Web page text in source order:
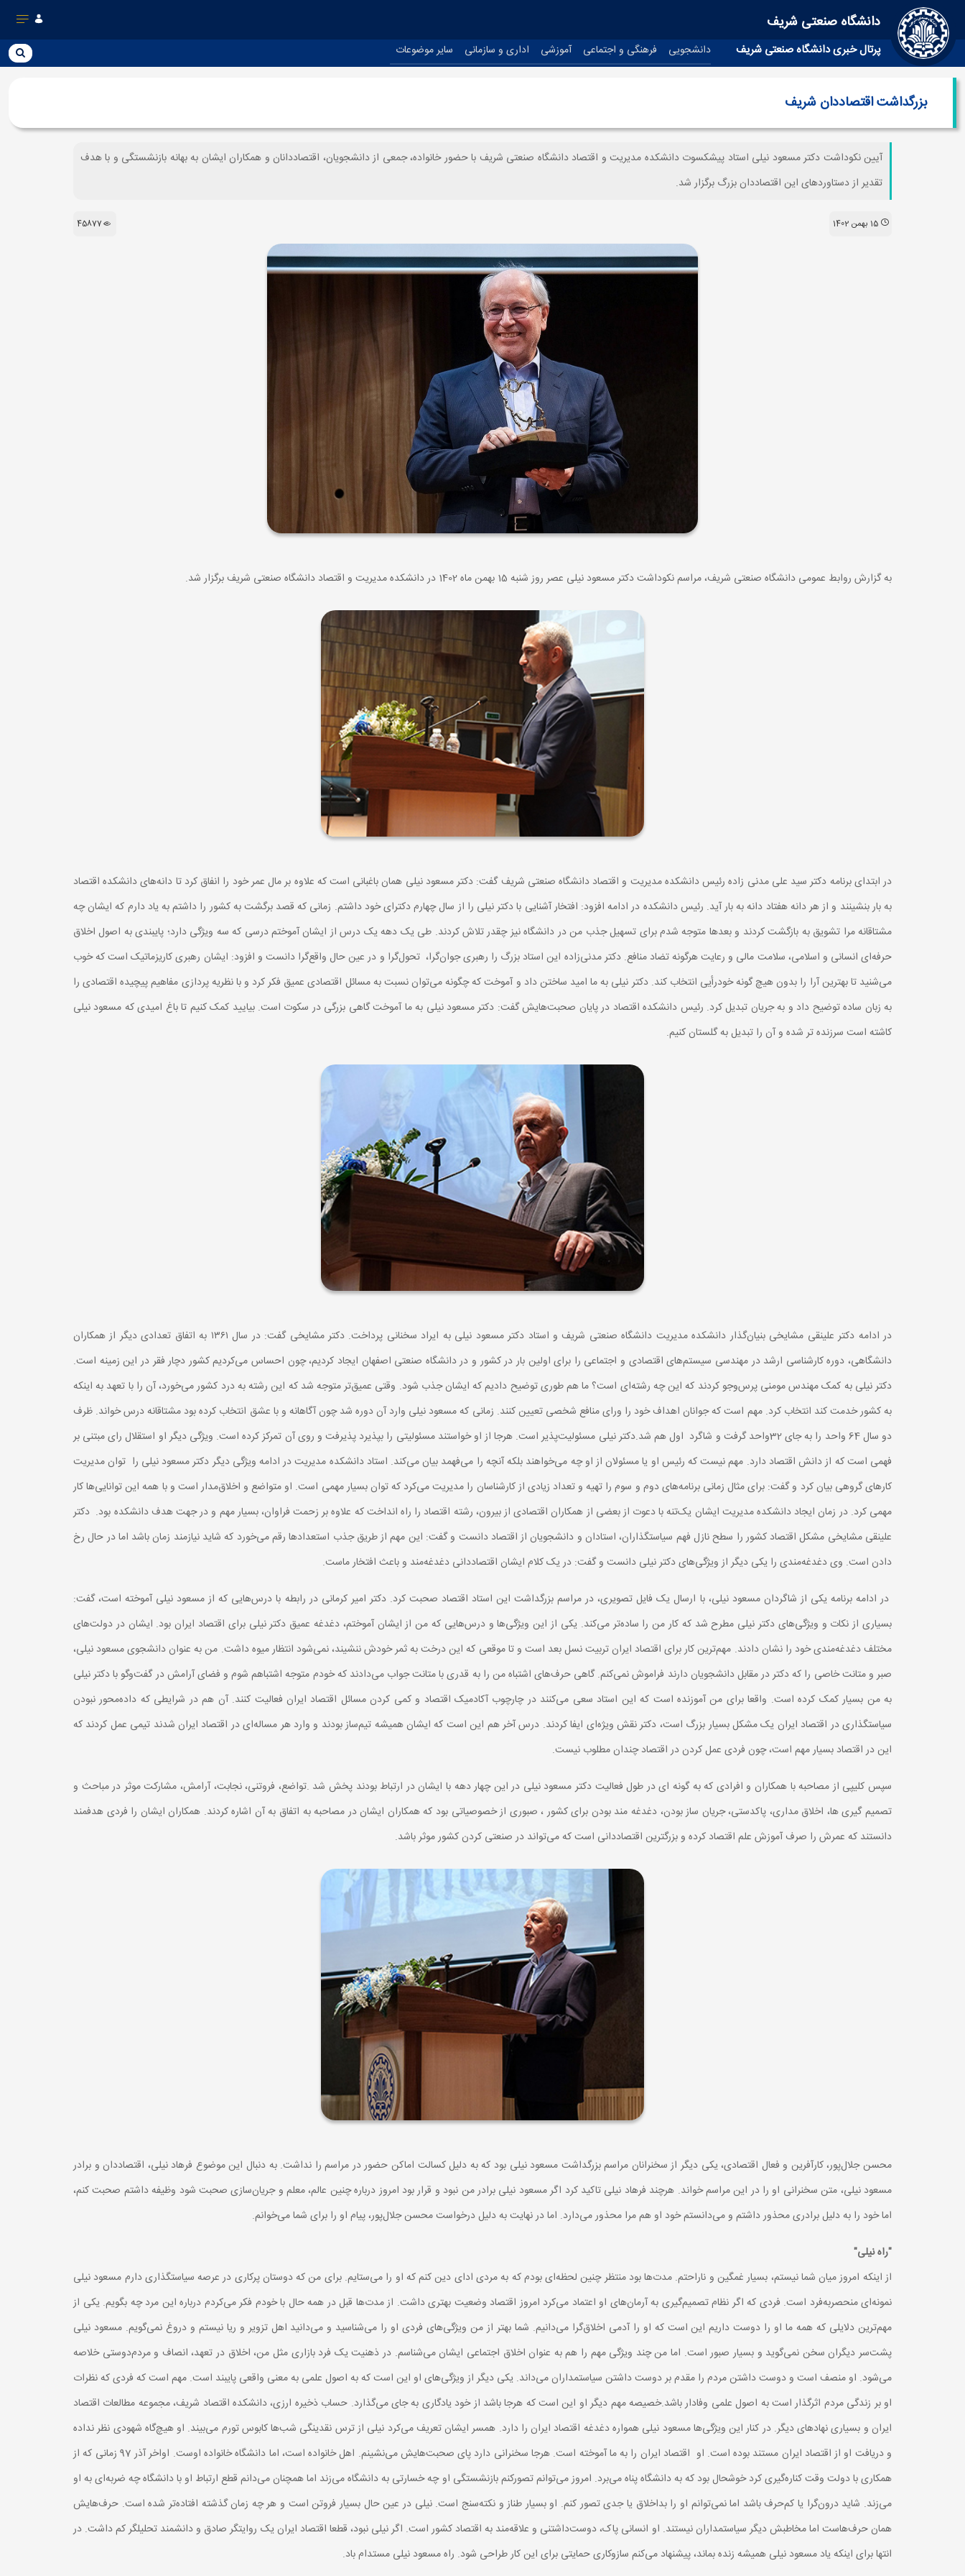
دانشگاه صنعتی شریف
پرتال خبری دانشگاه صنعتی شریف دانشجویی فرهنگی و اجتماعی آموزشی اداری و سازمانی سایر موضوعات
بزرگداشت اقتصاددان شریف
آیین نکوداشت دکتر مسعود نیلی استاد پیشکسوت دانشکده مدیریت و اقتصاد دانشگاه صنعتی شریف با حضور خانواده، جمعی از دانشجویان، اقتصاددانان و همکاران ایشان به بهانه بازنشستگی و با هدف
تقدیر از دستاوردهای این اقتصاددان بزرگ برگزار شد.
15 بهمن 1402 45877
به گزارش روابط عمومی دانشگاه صنعتی شریف، مراسم نکوداشت دکتر مسعود نیلی عصر روز شنبه 15 بهمن ماه 1402 در دانشکده مدیریت و اقتصاد دانشگاه صنعتی شریف برگزار شد.
در ابتدای برنامه دکتر سید علی مدنی زاده رئیس دانشکده مدیریت و اقتصاد دانشگاه صنعتی شریف گفت: دکتر مسعود نیلی همان باغبانی است که علاوه بر مال عمر خود را انفاق کرد تا دانه‌های دانشکده اقتصاد
به بار بنشینند و از هر دانه هفتاد دانه به بار آید. رئیس دانشکده در ادامه افزود: افتخار آشنایی با دکتر نیلی را از سال چهارم دکترای خود داشتم. زمانی که قصد برگشت به کشور را داشتم به یاد دارم که ایشان چه
مشتاقانه مرا تشویق به بازگشت کردند و بعدها متوجه شدم برای تسهیل جذب من در دانشگاه نیز چقدر تلاش کردند. طی یک دهه یک درس از ایشان آموختم درسی که سه ویژگی دارد؛ پایبندی به اصول اخلاق
حرفه‌ای انسانی و اسلامی، سلامت مالی و رعایت هرگونه تضاد منافع. دکتر مدنی‌زاده این استاد بزرگ را رهبری جوان‌گرا، تحول‌گرا و در عین حال واقع‌گرا دانست و افزود: ایشان رهبری کاریزماتیک است که خوب
می‌شنید تا بهترین آرا را بدون هیچ گونه خودرأیی انتخاب کند. دکتر نیلی به ما امید ساختن داد و آموخت که چگونه می‌توان نسبت به مسائل اقتصادی عمیق فکر کرد و با نظریه پردازی مفاهیم پیچیده اقتصادی را
به زبان ساده توضیح داد و به جریان تبدیل کرد. رئیس دانشکده اقتصاد در پایان صحبت‌هایش گفت: دکتر مسعود نیلی به ما آموخت گاهی بزرگی در سکوت است. بیایید کمک کنیم تا باغ امیدی که مسعود نیلی
کاشته است سرزنده تر شده و آن را تبدیل به گلستان کنیم.
در ادامه دکتر علینقی مشایخی بنیان‌گذار دانشکده مدیریت دانشگاه صنعتی شریف و استاد دکتر مسعود نیلی به ایراد سخنانی پرداخت. دکتر مشایخی گفت: در سال ۱۳۶۱ به اتفاق تعدادی دیگر از همکاران
دانشگاهی، دوره کارشناسی ارشد در مهندسی سیستم‌های اقتصادی و اجتماعی را برای اولین بار در کشور و در دانشگاه صنعتی اصفهان ایجاد کردیم، ‌چون احساس می‌کردیم کشور دچار فقر در این زمینه است.
دکتر نیلی به کمک مهندس مومنی پرس‌و‌جو کردند که این چه رشته‌ای است؟ ما هم طوری توضیح دادیم که ایشان جذب شود. وقتی عمیق‌تر متوجه شد که این رشته به درد کشور می‌خورد، آن را با تعهد به اینکه
به کشور خدمت کند انتخاب کرد. مهم است که جوانان اهداف خود را ورای منافع شخصی تعیین کنند. زمانی که مسعود نیلی وارد آن دوره شد چون آگاهانه و با عشق انتخاب کرده بود مشتاقانه درس خواند. ظرف
دو سال 64 واحد را به جای 32واحد گرفت و شاگرد اول هم شد.دکتر نیلی مسئولیت‌پذیر است. هر‌جا از او خواستند مسئولیتی را بپذیرد پذیرفت و روی آن تمرکز کرده است. ویژگی دیگر او استقلال رای مبتنی بر
فهمی است که از دانش اقتصاد دارد. مهم نیست که رئیس او یا مسئولان از او چه می‌خواهند بلکه آنچه را می‌فهمد بیان می‌کند. استاد دانشکده مدیریت در ادامه ویژگی دیگر دکتر مسعود نیلی را توان مدیریت
کارهای گروهی بیان کرد و گفت: برای مثال زمانی برنامه‌های دوم و سوم را تهیه و تعداد زیادی از کارشناسان را مدیریت می‌کرد که توان بسیار مهمی است. او متواضع و اخلاق‌مدار است و با همه این توانایی‌ها کار
مهمی کرد. در زمان ایجاد دانشکده مدیریت ایشان یک‌تنه با دعوت از بعضی از همکاران اقتصادی از بیرون، رشته اقتصاد را راه انداخت که علاوه بر زحمت فراوان، بسیار مهم و در جهت هدف دانشکده بود. دکتر
علینقی مشایخی مشکل اقتصاد کشور را سطح نازل فهم سیاستگذاران، استادان و دانشجویان از اقتصاد دانست و گفت: این مهم از طریق جذب استعدادها رقم می‌خورد که شاید نیازمند زمان باشد اما در حال رخ
دادن است. وی دغدغه‌مندی را یکی دیگر از ویژگی‌های دکتر نیلی دانست و گفت: در یک کلام ایشان اقتصاددانی دغدغه‌مند و باعث افتخار ماست.
در ادامه برنامه یکی از شاگردان مسعود نیلی، با ارسال یک فایل تصویری، در مراسم بزرگداشت این استاد اقتصاد صحبت کرد. دکتر امیر کرمانی در رابطه با درس‌هایی که از مسعود نیلی آموخته است، گفت:
بسیاری از نکات و ویژگی‌های دکتر نیلی مطرح شد که کار من را ساده‌تر می‌کند. یکی از این ویژگی‌ها و درس‌هایی که من از ایشان آموختم، دغدغه عمیق دکتر نیلی برای اقتصاد ایران بود. ایشان در دولت‌های
مختلف دغدغه‌مندی خود را نشان دادند. ‌مهم‌ترین کار برای اقتصاد ایران تربیت نسل بعد است و تا موقعی که این درخت به ثمر خودش ننشیند، نمی‌شود انتظار میوه داشت. من به عنوان دانشجوی مسعود نیلی،
صبر و متانت خاصی را که دکتر در مقابل دانشجویان دارند فراموش نمی‌کنم. گاهی حرف‌های اشتباه من را به قدری با متانت جواب می‌دادند که خودم متوجه اشتباهم شوم و فضای آرامش در گفت‌وگو با دکتر نیلی
به من بسیار کمک کرده است. واقعا برای من آموزنده است که این استاد سعی می‌کنند در چارچوب آکادمیک اقتصاد و کمی کردن مسائل اقتصاد ایران فعالیت کنند. آن هم در شرایطی که داده‌محور نبودن
سیاستگذاری در اقتصاد ایران یک مشکل بسیار بزرگ است، دکتر نقش ویژه‌ای ایفا کردند. درس آخر هم این است که ایشان همیشه تیم‌ساز بودند و وارد هر مساله‌ای در اقتصاد ایران شدند تیمی عمل کردند که
این در اقتصاد بسیار مهم است، چون فردی عمل کردن در اقتصاد چندان مطلوب نیست.
سپس کلیپی از مصاحبه با همکاران و افرادی که به گونه ای در طول فعالیت دکتر مسعود نیلی در این چهار دهه با ایشان در ارتباط بودند پخش شد .تواضع، فروتنی، نجابت، آرامش، مشارکت موثر در مباحث و
تصمیم گیری ها، اخلاق مداری، پاکدستی، جریان ساز بودن، دغدغه مند بودن برای کشور ، صبوری از خصوصیاتی بود که همکاران ایشان در مصاحبه به اتفاق به آن اشاره کردند. همکاران ایشان را فردی هدفمند
دانستند که عمرش را صرف آموزش علم اقتصاد کرده و بزرگترین اقتصاددانی است که می‌تواند در صنعتی کردن کشور موثر باشد.
محسن جلال‌پور،‌ کارآفرین و فعال اقتصادی، یکی دیگر از سخنرانان مراسم بزرگداشت مسعود نیلی بود که به دلیل کسالت اماکن حضور در مراسم را نداشت. به دنبال این موضوع فرهاد نیلی، اقتصاددان و برادر
مسعود نیلی، متن سخنرانی او را در این مراسم خواند. هرچند فرهاد نیلی تاکید کرد اگر مسعود نیلی برادر من نبود و قرار بود امروز درباره چنین عالم، معلم و جریان‌سازی صحبت شود وظیفه داشتم صحبت کنم،
اما خود را به دلیل برادری محذور داشتم و می‌دانستم خود او هم مرا محذور می‌دارد. اما در نهایت به دلیل درخواست محسن جلال‌پور، پیام او را برای شما می‌خوانم.
"راه نیلی"
از اینکه امروز میان شما نیستم، بسیار غمگین و ناراحتم. مدت‌ها بود منتظر چنین لحظه‌ای بودم که به مردی ادای دین کنم که او را می‌ستایم. برای من که دوستان پرکاری در عرصه سیاستگذاری دارم مسعود نیلی
نمونه‌ای منحصر‌به‌فرد است. فردی که اگر نظام تصمیم‌گیری به آرمان‌های او اعتماد می‌کرد امروز اقتصاد وضعیت بهتری داشت. از مدت‌ها قبل در همه حال با خودم فکر می‌کردم درباره این مرد چه بگویم. یکی از
مهم‌ترین دلایلی که همه ما او را دوست داریم این است که او را آدمی اخلاق‌گرا می‌دانیم. شما بهتر از من ویژگی‌های فردی او را می‌شناسید و می‌دانید اهل تزویر و ریا نیستم و دروغ نمی‌گویم. مسعود نیلی
پشت‌سر دیگران سخن نمی‌گوید و بسیار صبور است. اما من چند ویژگی مهم را هم به عنوان اخلاق اجتماعی ایشان می‌شناسم. در ذهنیت یک فرد بازاری مثل من، اخلاق در تعهد، انصاف و مردم‌دوستی خلاصه
می‌شود. او منصف است و دوست داشتن مردم را مقدم بر دوست داشتن سیاستمداران می‌داند. یکی دیگر از ویژگی‌های او این است که به اصول علمی به معنی واقعی پایبند است. مهم است که فردی که نظرات
او بر زندگی مردم اثرگذار است به اصول علمی وفادار باشد.خصیصه مهم دیگر او این است که هرجا باشد از خود یادگاری به جای می‌گذارد. حساب ذخیره ارزی، دانشکده اقتصاد شریف، مجموعه مطالعات اقتصاد
ایران و بسیاری نهادهای دیگر. در کنار این ویژگی‌ها مسعود نیلی همواره دغدغه اقتصاد ایران را دارد. همسر ایشان تعریف می‌کرد نیلی از ترس نقدینگی شب‌ها کابوس تورم می‌بیند. او هیچ‌گاه شهودی نظر نداده
و دریافت او از اقتصاد ایران مستند بوده است. او اقتصاد ایران را به ما آموخته است. هرجا سخنرانی دارد پای صحبت‌هایش می‌نشینم. اهل خانواده است، اما دانشگاه خانواده اوست. اواخر آذر 97 زمانی که از
همکاری با دولت وقت کناره‌گیری کرد خوشحال بود که به دانشگاه پناه می‌برد. امروز می‌توانم تصورکنم بازنشستگی او چه خسارتی به دانشگاه می‌زند اما همچنان می‌دانم قطع ارتباط او با دانشگاه چه ضربه‌ای به او
می‌زند. شاید درون‌گرا یا کم‌حرف باشد اما نمی‌توانم او را بداخلاق یا جدی تصور کنم. او بسیار طناز و نکته‌سنج است. نیلی در عین حال بسیار فروتن است و هر چه زمان گذشته افتاده‌تر شده است. حرف‌هایش
همان حرف‌هاست اما مخاطبش دیگر سیاستمداران نیستند. او انسانی پاک، دوست‌داشتنی و علاقه‌مند به اقتصاد کشور است. اگر نیلی نبود، قطعا اقتصاد ایران یک روایتگر صادق و دانشمند تحلیلگر کم داشت. در
انتها برای اینکه یاد مسعود نیلی همیشه زنده بماند، پیشنهاد می‌کنم سازوکاری حمایتی برای این کار طراحی شود. راه مسعود نیلی مستدام باد.